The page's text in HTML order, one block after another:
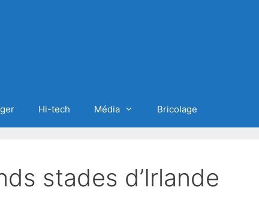
Hi-tech Média Bricolage
stades d’Irlande